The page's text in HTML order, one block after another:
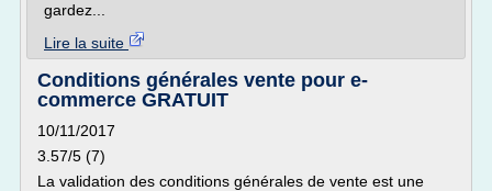
gardez...
Lire la suite
Conditions générales vente pour e-
commerce GRATUIT
10/11/2017
3.57/5 (7)
La validation des conditions générales de vente est une